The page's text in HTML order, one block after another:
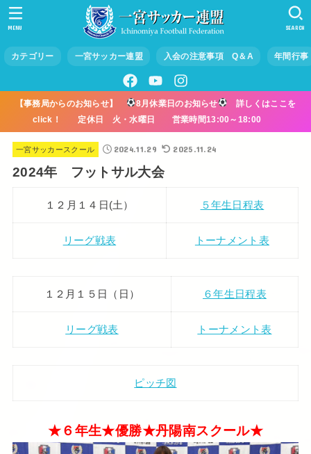
カテゴリー 一宮サッカー連盟 入会の注意事項 Q＆A 年間行事
SEARCH
MENU
【事務局からのお知らせ】 8月休業日のお知らせ
詳しくはここを
click！ 定休日 火・水曜日 営業時間13:00～18:00
一宮サッカースクール 2024.11.29 2025.11.24
2024年 フットサル大会
１２月１４日(土） ５年生日程表
リーグ戦表 トーナメント表
１２月１５日（日） ６年生日程表
リーグ戦表 トーナメント表
ピッチ図
★６年生★優勝★丹陽南スクール★